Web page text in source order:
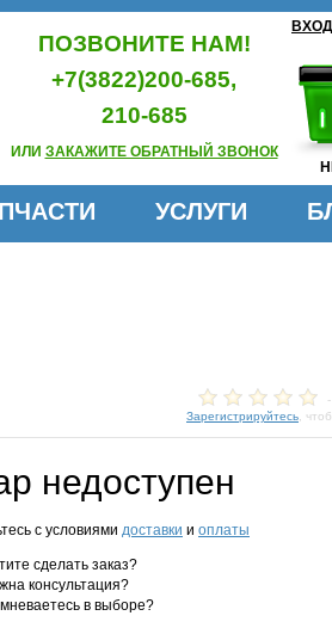
ПОЗВОНИТЕ НАМ!
+7(3822)200-685,
210-685
ИЛИ ЗАКАЖИТЕ ОБРАТНЫЙ ЗВОНОК
ВХОД
УСЛУГИ
Зарегистрируйтесь ,
недоступен
с условиями доставки и оплаты
сделать заказ?
консультация?
в выборе?